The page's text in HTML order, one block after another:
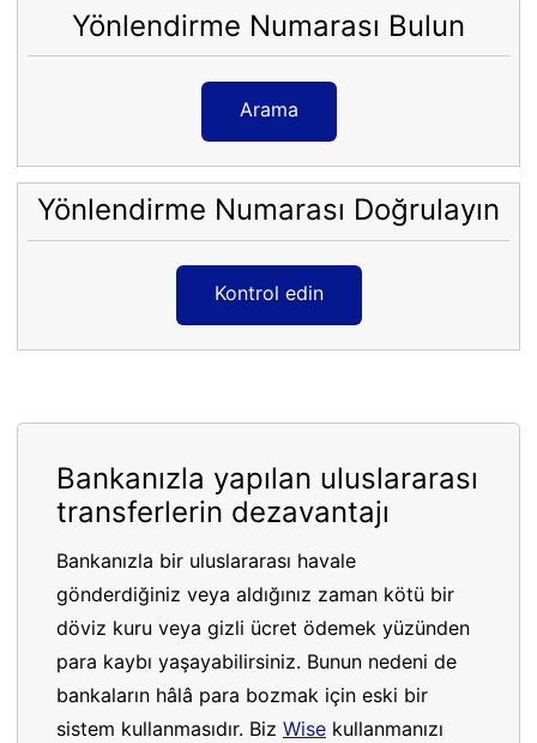
Yönlendirme Numarası Bulun
Arama
Yönlendirme Numarası Doğrulayın
Kontrol edin
Bankanızla yapılan uluslararası
transferlerin dezavantajı
Bankanızla bir uluslararası havale
gönderdiğiniz veya aldığınız zaman kötü bir
döviz kuru veya gizli ücret ödemek yüzünden
para kaybı yaşayabilirsiniz. Bunun nedeni de
bankaların hâlâ para bozmak için eski bir
sistem kullanmasıdır. Biz Wise kullanmanızı